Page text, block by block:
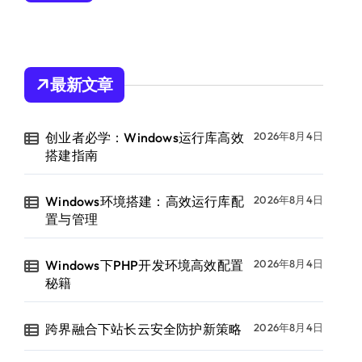
最新文章
创业者必学：Windows运行库高效
搭建指南
2026年8月4日
Windows环境搭建：高效运行库配
置与管理
2026年8月4日
Windows下PHP开发环境高效配置
秘籍
2026年8月4日
跨界融合下站长云安全防护新策略 2026年8月4日